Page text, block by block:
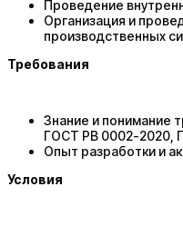
Проведение
Организация и
производственных
Требования
Знание и понимание
ГОСТ РВ 0002-2020,
Опыт разработки и
Условия